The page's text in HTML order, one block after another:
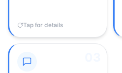
Tap for detailsTap to flip back
03
Optimizar hashtags para